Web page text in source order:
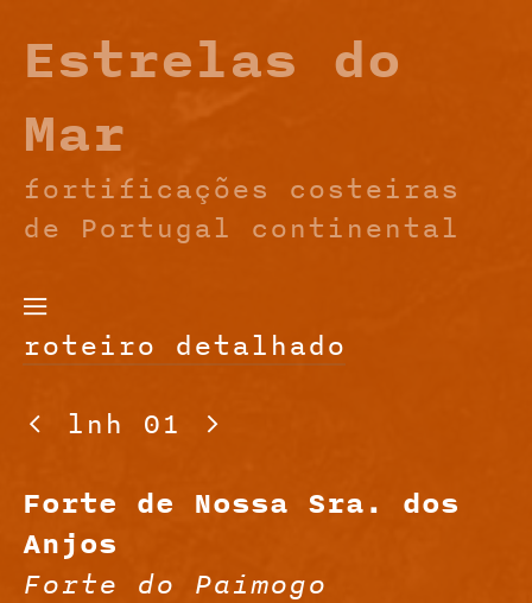
Estrelas do
Mar
fortificações costeiras
de Portugal continental

roteiro detalhado
 lnh 01 
Forte de Nossa Sra. dos
Anjos
Forte do Paimogo